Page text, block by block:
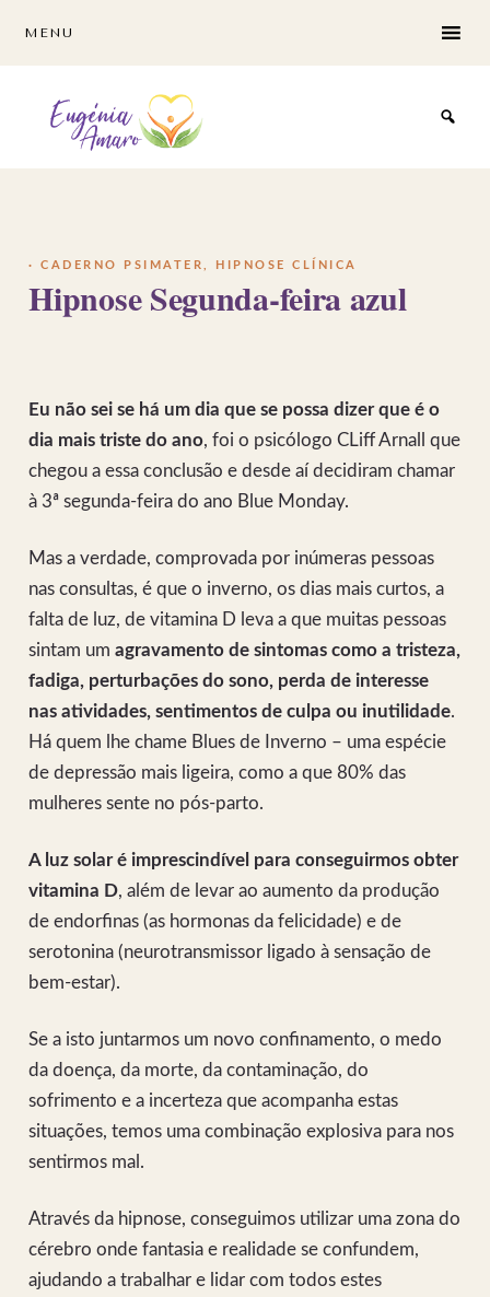
content
MENU
Hipnose Segunda-feira azul
·CADERNO PSIMATER HIPNOSE CLÍNICA
Eu não sei se há um dia que se possa dizer que é o
dia mais triste do ano, foi o psicólogo CLiff Arnall que
chegou a essa conclusão e desde aí decidiram chamar
à 3ª segunda-feira do ano Blue Monday.
Mas a verdade, comprovada por inúmeras pessoas
nas consultas, é que o inverno, os dias mais curtos, a
falta de luz, de vitamina D leva a que muitas pessoas
sintam umagravamento de sintomas como a tristeza,
fadiga, perturbações do sono, perda de interesse
nas atividades, sentimentos de culpa ou inutilidade.
Há quem lhe chame Blues de Inverno – uma espécie
de depressão mais ligeira, como a que 80% das
mulheres sente no pós-parto.
A luz solar é imprescindível para conseguirmos obter
vitamina D, além de levar ao aumento da produção
de endorfinas (as hormonas da felicidade) e de
serotonina (neurotransmissor ligado à sensação de
bem-estar).
Se a isto juntarmos um novo confinamento, o medo
da doença, da morte, da contaminação, do
sofrimento e a incerteza que acompanha estas
situações, temos uma combinação explosiva para nos
sentirmos mal.
Através da hipnose, conseguimos utilizar uma zona do
cérebro onde fantasia e realidade se confundem,
ajudando a trabalhar e lidar com todos estes